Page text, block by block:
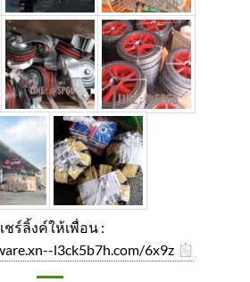
ชร์ลิ้งค์ให้เพื่อน :
l3ck5b7h.com/6x9z